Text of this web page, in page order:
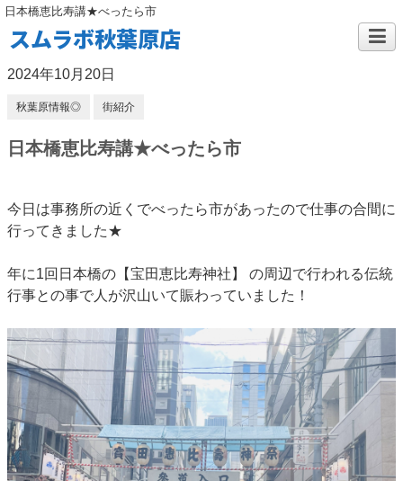
日本橋恵比寿講★べったら市
スムラボ秋葉原店
2024年10月20日
秋葉原情報◎ 街紹介
日本橋恵比寿講★べったら市
今日は事務所の近くでべったら市があったので仕事の合間に
行ってきました★
年に1回日本橋の【宝田恵比寿神社】 の周辺で行われる伝統
行事との事で人が沢山いて賑わっていました！